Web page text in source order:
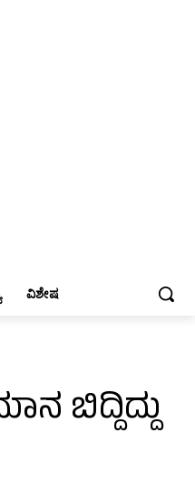
ವಿಶೇಷ
ಬಿದ್ದಿದ್ದು